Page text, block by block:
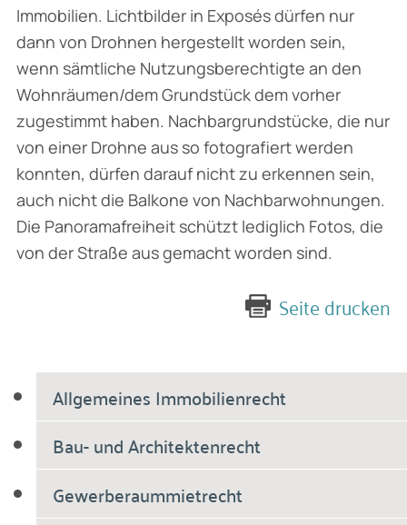
Allgemeines Immobilienrecht
Bau- und Architektenrecht
Gewerberaummietrecht
Immobilien. Lichtbilder in Exposés dürfen nur
dann von Drohnen hergestellt worden sein,
wenn sämtliche Nutzungsberechtigte an den
Wohnräumen/dem Grundstück dem vorher
zugestimmt haben. Nachbargrundstücke, die nur
von einer Drohne aus so fotografiert werden
konnten, dürfen darauf nicht zu erkennen sein,
auch nicht die Balkone von Nachbarwohnungen.
Die Panoramafreiheit schützt lediglich Fotos, die
von der Straße aus gemacht worden sind.
Seite drucken